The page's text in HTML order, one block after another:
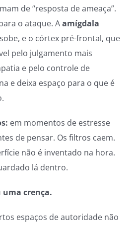
de “resposta de ameaça”.
o ataque. Aamígdala
e o córtex pré-frontal, que
pelo julgamento mais
e pelo controle de
e deixa espaço para o que é
em momentos de estresse
de pensar. Os filtros caem.
não é inventado na hora.
lá dentro.
uma crença.
espaços de autoridade não